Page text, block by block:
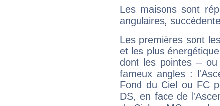
Les maisons sont
angulaires,
Les premières sont
et les plus
dont les pointes –
fameux angles :
Fond du Ciel ou FC
DS, en face de